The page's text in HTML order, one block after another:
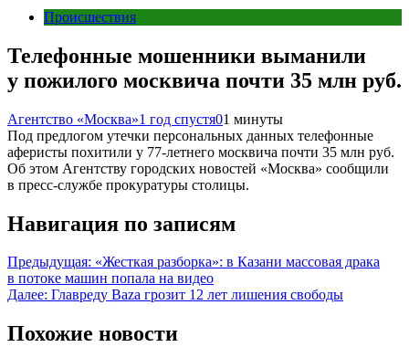
Происшествия
Телефонные мошенники выманили
у пожилого москвича почти 35 млн руб.
Агентство «Москва»1 год спустя01 минуты
Под предлогом утечки персональных данных телефонные
аферисты похитили у 77-летнего москвича почти 35 млн руб.
Об этом Агентству городских новостей «Москва» сообщили
в пресс-службе прокуратуры столицы.
Навигация по записям
Предыдущая: «Жесткая разборка»: в Казани массовая драка
в потоке машин попала на видео
Далее: Главреду Baza грозит 12 лет лишения свободы
Похожие новости